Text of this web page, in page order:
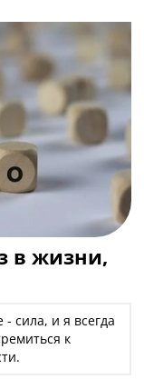
в жизни,
- сила, и я всегда
к